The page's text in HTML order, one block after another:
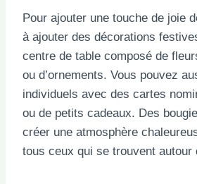
Pour ajouter une touche de joie
à ajouter des décorations
centre de table composé de
ou d’ornements. Vous pouvez
individuels avec des cartes
ou de petits cadeaux. Des
créer une atmosphère
tous ceux qui se trouvent autour